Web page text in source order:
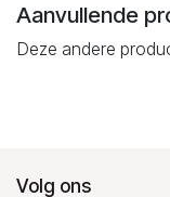
Aanvullende
Deze andere
Volg ons